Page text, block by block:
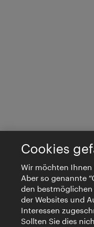
Cookies
Wir möchten
Aber so genannte
den
der Websites und
Interessen
Sollten Sie dies